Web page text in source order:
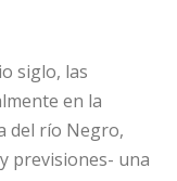
siglo, las
en la
del río Negro,
previsiones- una